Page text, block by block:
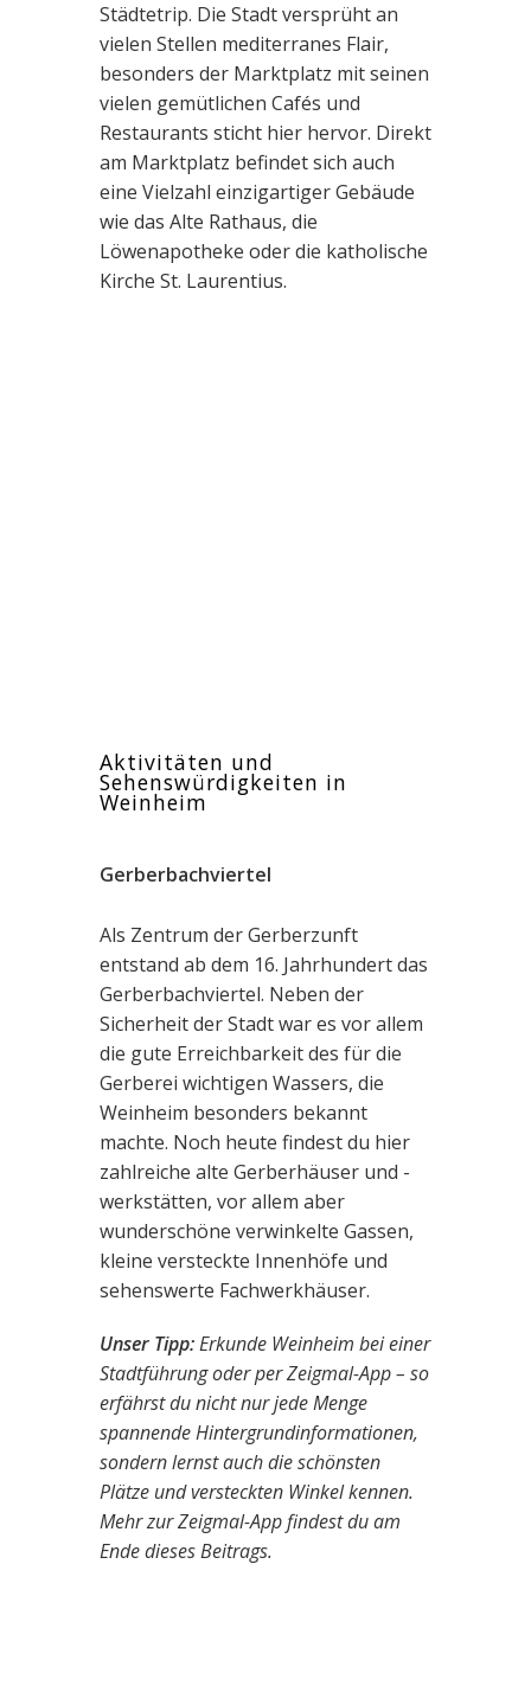
Städtetrip. Die Stadt versprüht an
vielen Stellen mediterranes Flair,
besonders der Marktplatz mit seinen
vielen gemütlichen Cafés und
Restaurants sticht hier hervor. Direkt
am Marktplatz befindet sich auch
eine Vielzahl einzigartiger Gebäude
wie das Alte Rathaus, die
Löwenapotheke oder die katholische
Kirche St. Laurentius.
Aktivitäten und
Sehenswürdigkeiten in
Weinheim
Gerberbachviertel
Als Zentrum der Gerberzunft
entstand ab dem 16. Jahrhundert das
Gerberbachviertel. Neben der
Sicherheit der Stadt war es vor allem
die gute Erreichbarkeit des für die
Gerberei wichtigen Wassers, die
Weinheim besonders bekannt
machte. Noch heute findest du hier
zahlreiche alte Gerberhäuser und -
werkstätten, vor allem aber
wunderschöne verwinkelte Gassen,
kleine versteckte Innenhöfe und
sehenswerte Fachwerkhäuser.
Unser Tipp:Erkunde Weinheim bei einer
Stadtführung oder per Zeigmal-App – so
erfährst du nicht nur jede Menge
spannende Hintergrundinformationen,
sondern lernst auch die schönsten
Plätze und versteckten Winkel kennen.
Mehr zur Zeigmal-App findest du am
Ende dieses Beitrags.